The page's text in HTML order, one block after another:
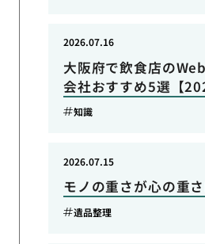
大阪府で飲食店の
会社おすすめ5選【
2026.07.16
知識
モノの重さが心の重
2026.07.15
遺品整理